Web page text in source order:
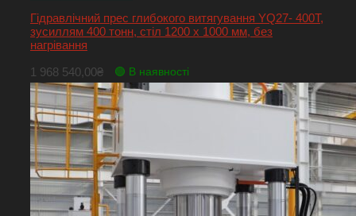
Гідравлічний прес глибокого витягування YQ27- 400T,
зусиллям 400 тонн, стіл 1200 х 1000 мм, без
нагрівання
1 968 540,00₴ 🟢 В наявності